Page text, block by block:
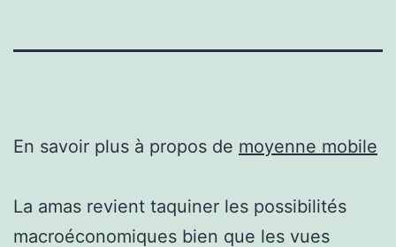
En savoir plus à propos de moyenne mobile
La amas revient taquiner les possibilités
macroéconomiques bien que les vues